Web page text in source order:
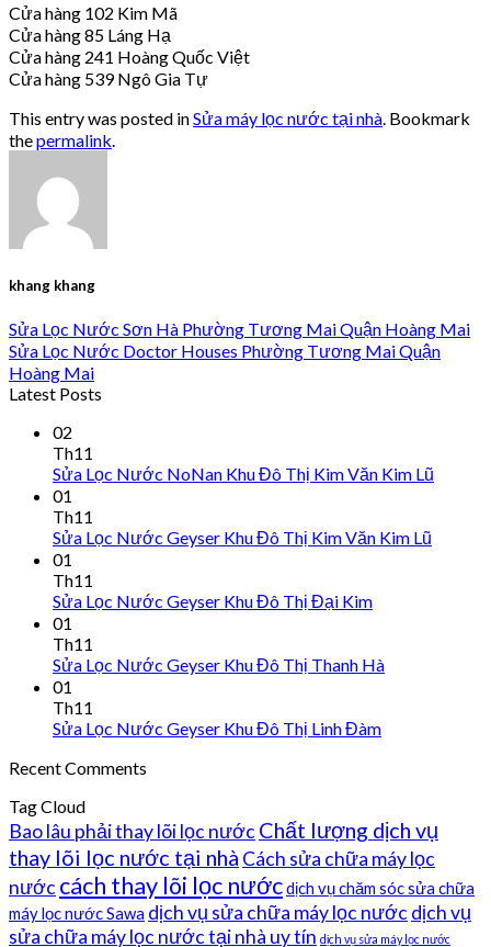
Cửa hàng 102 Kim Mã
Cửa hàng 85 Láng Hạ
Cửa hàng 241 Hoàng Quốc Việt
Cửa hàng 539 Ngô Gia Tự
This entry was posted inSửa máy lọc nước tại nhà. Bookmark
thepermalink.
khang khang
Sửa Lọc Nước Sơn Hà Phường Tương Mai Quận Hoàng Mai
Sửa Lọc Nước Doctor Houses Phường Tương Mai Quận
Hoàng Mai
Latest Posts
02
Th11
Sửa Lọc Nước NoNan Khu Đô Thị Kim Văn Kim Lũ
01
Th11
Sửa Lọc Nước Geyser Khu Đô Thị Kim Văn Kim Lũ
01
Th11
Sửa Lọc Nước Geyser Khu Đô Thị Đại Kim
01
Th11
Sửa Lọc Nước Geyser Khu Đô Thị Thanh Hà
01
Th11
Sửa Lọc Nước Geyser Khu Đô Thị Linh Đàm
Recent Comments
Tag Cloud
Bao lâu phải thay lõi lọc nước Chất lượng dịch vụ
thay lõi lọc nước tại nhà Cách sửa chữa máy lọc
nước cách thay lõi lọc nướcdịch vụ chăm sóc sửa chữa
máy lọc nước Sawa dịch vụ sửa chữa máy lọc nước dịch vụ
sửa chữa máy lọc nước tại nhà uy tín dịch vụ sửa máy lọc nước